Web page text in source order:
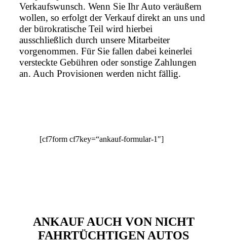
Verkaufswunsch. Wenn Sie Ihr Auto veräußern
wollen, so erfolgt der Verkauf direkt an uns und
der bürokratische Teil wird hierbei
ausschließlich durch unsere Mitarbeiter
vorgenommen. Für Sie fallen dabei keinerlei
versteckte Gebühren oder sonstige Zahlungen
an. Auch Provisionen werden nicht fällig.
[cf7form cf7key=“ankauf-formular-1″]
ANKAUF AUCH VON NICHT
FAHRTÜCHTIGEN AUTOS